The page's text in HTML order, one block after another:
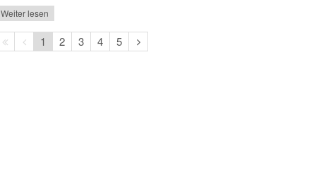
Weiter lesen
Erste
Seite
Vorherige
Seite
1 2 3 4 5
Nächste
Seite